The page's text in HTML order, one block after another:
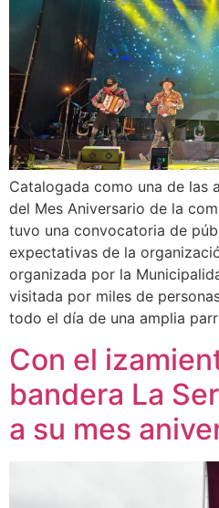
Catalogada como una de las
del Mes Aniversario de la
tuvo una convocatoria de
expectativas de la
organizada por la
visitada por miles de
todo el día de una amplia
Con el
bandera La
a su mes